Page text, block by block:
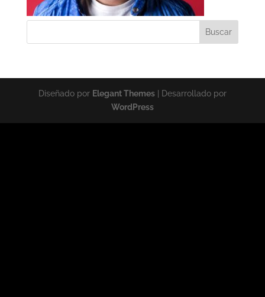
Diseñado por Elegant Themes| Desarrollado por
WordPress